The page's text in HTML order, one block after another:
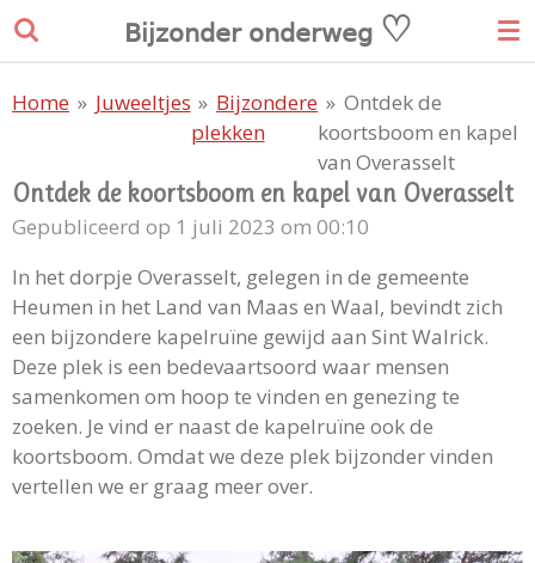
Ga
de
𝖡𝗂𝗃𝗓𝗈𝗇𝖽𝖾𝗋 𝗈𝗇𝖽𝖾𝗋𝗐𝖾𝗀♡
Home » Juweeltjes » Bijzondere
plekken
» Ontdek de
koortsboom en kapel
van Overasselt
Ontdek de koortsboom en kapel van Overasselt
Gepubliceerd op 1 juli 2023 om 00:10
In het dorpje Overasselt, gelegen in de gemeente
Heumen in het Land van Maas en Waal, bevindt zich
een bijzondere kapelruïne gewijd aan Sint Walrick.
Deze plek is een bedevaartsoord waar mensen
samenkomen om hoop te vinden en genezing te
zoeken. Je vind er naast de kapelruïne ook de
koortsboom. Omdat we deze plek bijzonder vinden
vertellen we er graag meer over.